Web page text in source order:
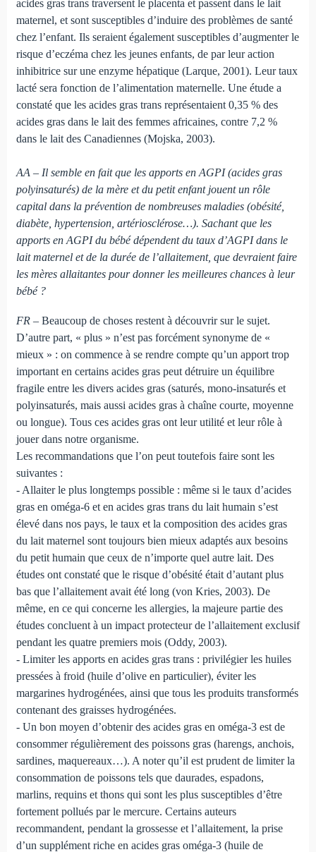
acides gras trans traversent le placenta et passent dans le lait
maternel, et sont susceptibles d’induire des problèmes de santé
chez l’enfant. Ils seraient également susceptibles d’augmenter le
risque d’eczéma chez les jeunes enfants, de par leur action
inhibitrice sur une enzyme hépatique (Larque, 2001). Leur taux
lacté sera fonction de l’alimentation maternelle. Une étude a
constaté que les acides gras trans représentaient 0,35 % des
acides gras dans le lait des femmes africaines, contre 7,2 %
dans le lait des Canadiennes (Mojska, 2003).
AA – Il semble en fait que les apports en AGPI (acides gras
polyinsaturés) de la mère et du petit enfant jouent un rôle
capital dans la prévention de nombreuses maladies (obésité,
diabète, hypertension, artériosclérose…). Sachant que les
apports en AGPI du bébé dépendent du taux d’AGPI dans le
lait maternel et de la durée de l’allaitement, que devraient faire
les mères allaitantes pour donner les meilleures chances à leur
bébé ?
FR– Beaucoup de choses restent à découvrir sur le sujet.
D’autre part, « plus » n’est pas forcément synonyme de «
mieux » : on commence à se rendre compte qu’un apport trop
important en certains acides gras peut détruire un équilibre
fragile entre les divers acides gras (saturés, mono-insaturés et
polyinsaturés, mais aussi acides gras à chaîne courte, moyenne
ou longue). Tous ces acides gras ont leur utilité et leur rôle à
jouer dans notre organisme.
Les recommandations que l’on peut toutefois faire sont les
suivantes :
- Allaiter le plus longtemps possible : même si le taux d’acides
gras en oméga-6 et en acides gras trans du lait humain s’est
élevé dans nos pays, le taux et la composition des acides gras
du lait maternel sont toujours bien mieux adaptés aux besoins
du petit humain que ceux de n’importe quel autre lait. Des
études ont constaté que le risque d’obésité était d’autant plus
bas que l’allaitement avait été long (von Kries, 2003). De
même, en ce qui concerne les allergies, la majeure partie des
études concluent à un impact protecteur de l’allaitement exclusif
pendant les quatre premiers mois (Oddy, 2003).
- Limiter les apports en acides gras trans : privilégier les huiles
pressées à froid (huile d’olive en particulier), éviter les
margarines hydrogénées, ainsi que tous les produits transformés
contenant des graisses hydrogénées.
- Un bon moyen d’obtenir des acides gras en oméga-3 est de
consommer régulièrement des poissons gras (harengs, anchois,
sardines, maquereaux…). A noter qu’il est prudent de limiter la
consommation de poissons tels que daurades, espadons,
marlins, requins et thons qui sont les plus susceptibles d’être
fortement pollués par le mercure. Certains auteurs
recommandent, pendant la grossesse et l’allaitement, la prise
d’un supplément riche en acides gras oméga-3 (huile de